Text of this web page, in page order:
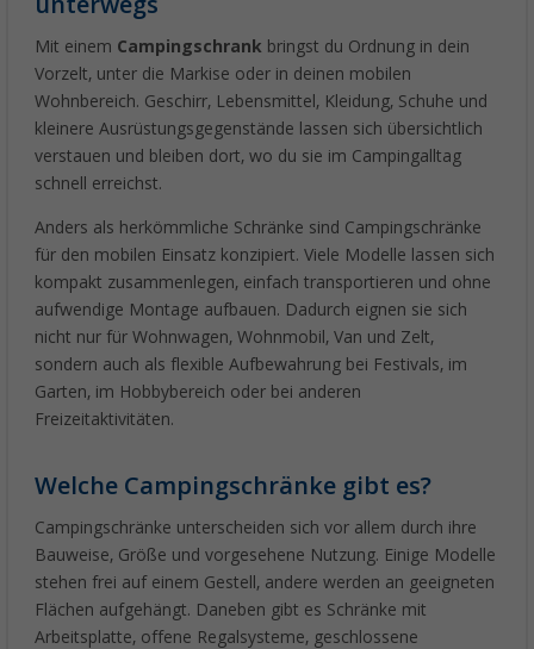
Mit einem Campingschrank bringst du Ordnung in dein
Vorzelt, unter die Markise oder in deinen mobilen
Wohnbereich. Geschirr, Lebensmittel, Kleidung, Schuhe und
kleinere Ausrüstungsgegenstände lassen sich übersichtlich
verstauen und bleiben dort, wo du sie im Campingalltag
schnell erreichst.
Anders als herkömmliche Schränke sind Campingschränke
für den mobilen Einsatz konzipiert. Viele Modelle lassen sich
kompakt zusammenlegen, einfach transportieren und ohne
aufwendige Montage aufbauen. Dadurch eignen sie sich
nicht nur für Wohnwagen, Wohnmobil, Van und Zelt,
sondern auch als flexible Aufbewahrung bei Festivals, im
Garten, im Hobbybereich oder bei anderen
Freizeitaktivitäten.
Welche Campingschränke gibt es?
Campingschränke unterscheiden sich vor allem durch ihre
Bauweise, Größe und vorgesehene Nutzung. Einige Modelle
stehen frei auf einem Gestell, andere werden an geeigneten
Flächen aufgehängt. Daneben gibt es Schränke mit
Arbeitsplatte, offene Regalsysteme, geschlossene